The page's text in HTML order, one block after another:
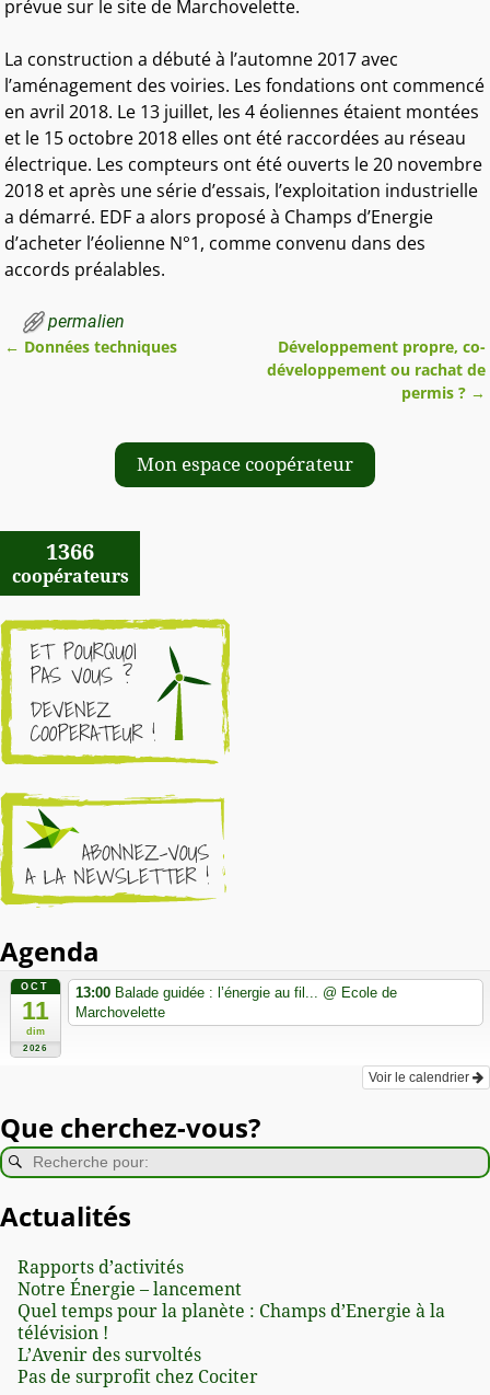
prévue sur le site de Marchovelette.
La construction a débuté à l’automne 2017 avec
l’aménagement des voiries. Les fondations ont commencé
en avril 2018. Le 13 juillet, les 4 éoliennes étaient montées
et le 15 octobre 2018 elles ont été raccordées au réseau
électrique. Les compteurs ont été ouverts le 20 novembre
2018 et après une série d’essais, l’exploitation industrielle
a démarré. EDF a alors proposé à Champs d’Energie
d’acheter l’éolienne N°1, comme convenu dans des
accords préalables.
permalien
Navigation des articles
← Données techniques
Développement propre, co-
développement ou rachat de
permis ? →
Mon espace coopérateur
1366
coopérateurs
Agenda
OCT
11
dim
2026
13:00 Balade guidée : l’énergie au fil... @ Ecole de
Marchovelette
Voir le calendrier
Que cherchez-vous?
Actualités
Rapports d’activités
Notre Énergie – lancement
Quel temps pour la planète : Champs d’Energie à la
télévision !
L’Avenir des survoltés
Pas de surprofit chez Cociter